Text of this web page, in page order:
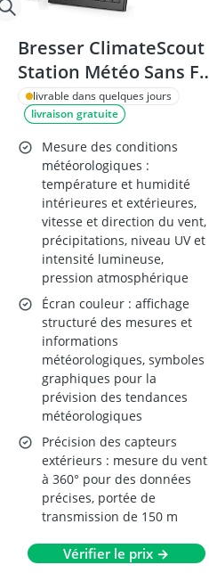
Bresser ClimateScout
Station Météo Sans Fil
avec Capteur 7 en 1
livrable dans quelques jours
livraison gratuite
Mesure des conditions
météorologiques :
température et humidité
intérieures et extérieures,
vitesse et direction du vent,
précipitations, niveau UV et
intensité lumineuse,
pression atmosphérique
Écran couleur : affichage
structuré des mesures et
informations
météorologiques, symboles
graphiques pour la
prévision des tendances
météorologiques
Précision des capteurs
extérieurs : mesure du vent
à 360° pour des données
précises, portée de
transmission de 150 m
Vérifier le prix →